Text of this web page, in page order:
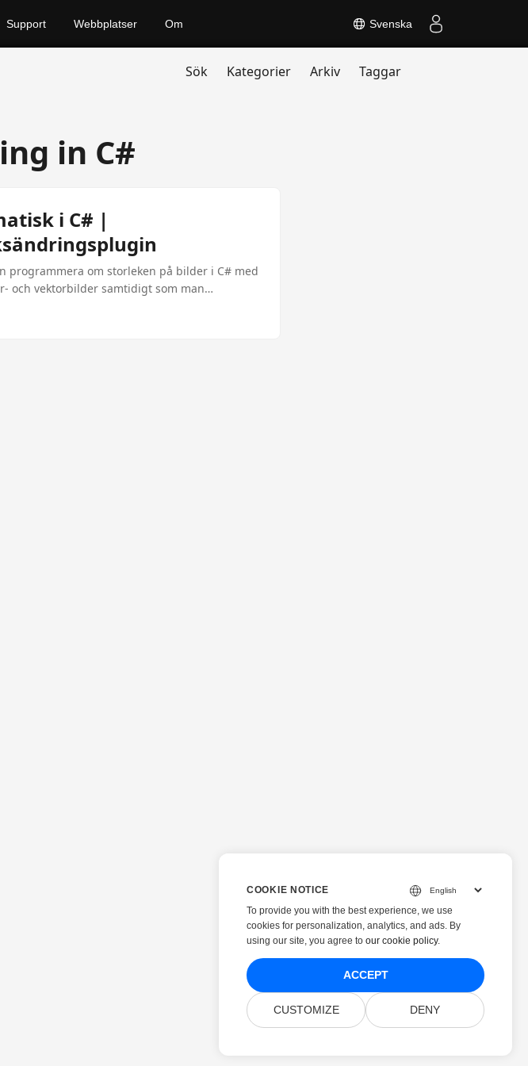
Svenska
Support Webbplatser Om
Sök Kategorier Arkiv Taggar
in C#
i C# |
programmera om storleken på bilder i C# med
och vektorbilder samtidigt som man
$99 .NET-pluginet för avancerade funktioner.
COOKIE NOTICE
To provide you with the best experience, we use
cookies for personalization, analytics, and ads. By
using our site, you agree to our cookie policy.
ACCEPT
CUSTOMIZE DENY